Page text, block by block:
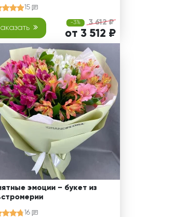
15
-3% 3 612 ₽
от 3 512 ₽
эмоции – букет из
16